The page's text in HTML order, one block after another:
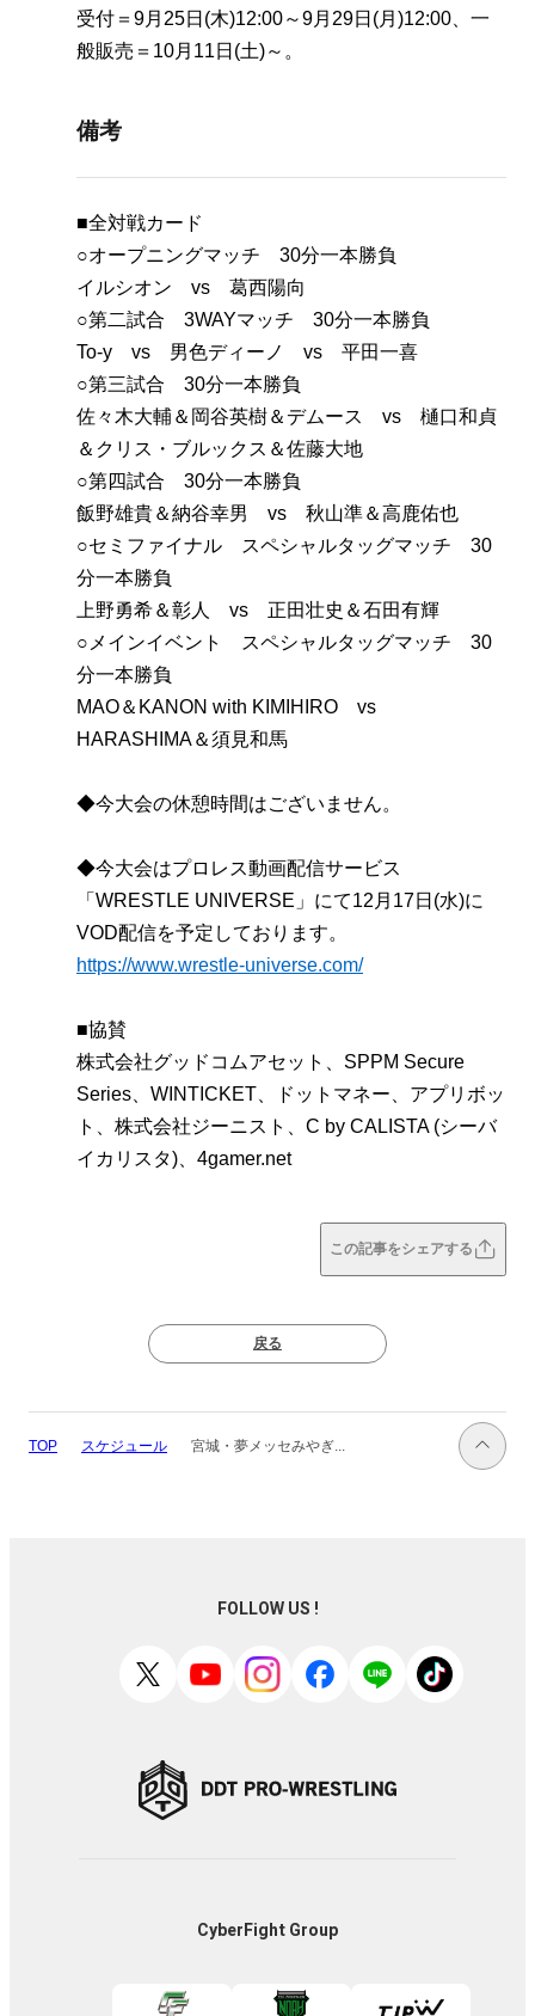
受付＝9月25日(木)12:00～9月29日(月)12:00、一
般販売＝10月11日(土)～。
備考
■全対戦カード
○オープニングマッチ 30分一本勝負
イルシオン vs 葛西陽向
○第二試合 3WAYマッチ 30分一本勝負
To-y vs 男色ディーノ vs 平田一喜
○第三試合 30分一本勝負
佐々木大輔＆岡谷英樹＆デムース vs 樋口和貞
＆クリス・ブルックス＆佐藤大地
○第四試合 30分一本勝負
飯野雄貴＆納谷幸男 vs 秋山準＆高鹿佑也
○セミファイナル スペシャルタッグマッチ 30
分一本勝負
上野勇希＆彰人 vs 正田壮史＆石田有輝
○メインイベント スペシャルタッグマッチ 30
分一本勝負
MAO＆KANON with KIMIHIRO vs
HARASHIMA＆須見和馬
◆今大会の休憩時間はございません。
◆今大会はプロレス動画配信サービス
「WRESTLE UNIVERSE」にて12月17日(水)に
VOD配信を予定しております。
https://www.wrestle-universe.com/
■協賛
株式会社グッドコムアセット、SPPM Secure
Series、WINTICKET、ドットマネー、アプリボッ
ト、株式会社ジーニスト、C by CALISTA (シーバ
イカリスタ)、4gamer.net
この記事をシェアする
戻る
TOP スケジュール 宮城・夢メッセみやぎ...
FOLLOW US !
CyberFight Group